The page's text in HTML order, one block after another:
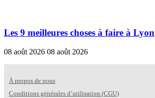
Les 9 meilleures choses à faire à Lyon
08 août 2026 08 août 2026
À propos de nous
Conditions générales d’utilisation (CGU)